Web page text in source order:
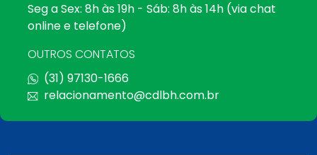
Seg a Sex: 8h às 19h - Sáb: 8h às 14h (via chat
online e telefone)
OUTROS CONTATOS
(31) 97130-1666
relacionamento@cdlbh.com.br